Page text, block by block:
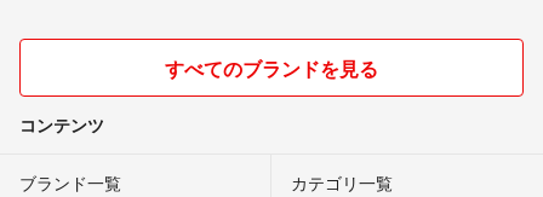
すべてのブランドを見る
コンテンツ
ブランド一覧 カテゴリ一覧